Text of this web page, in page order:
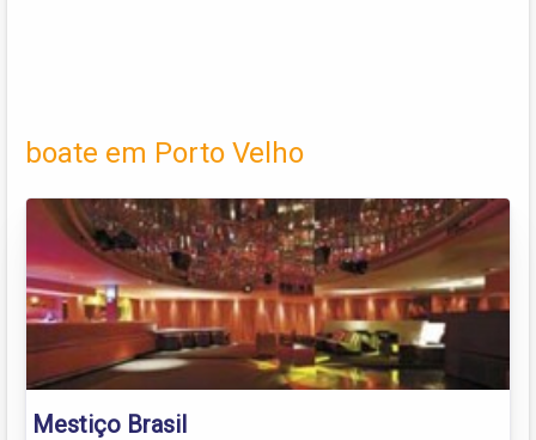
boate em Porto Velho
Mestiço Brasil